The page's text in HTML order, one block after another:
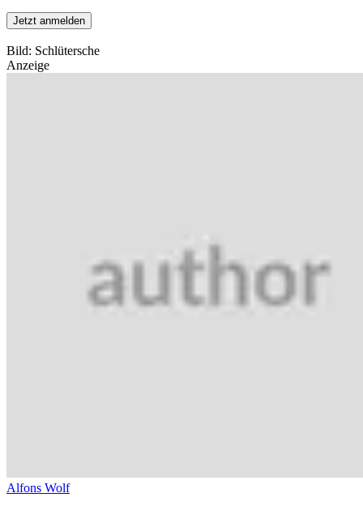
Jetzt anmelden
Bild: Schlütersche
Anzeige
Alfons Wolf